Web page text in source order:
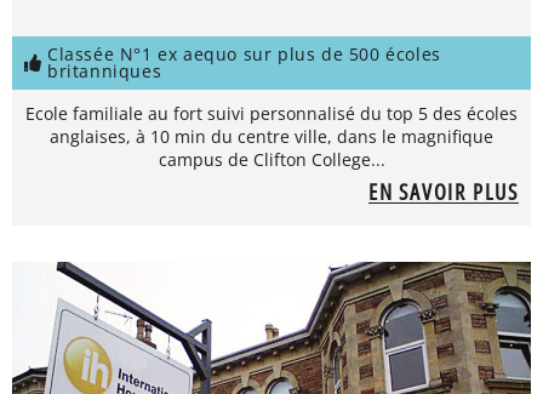
Classée N°1 ex aequo sur plus de 500 écoles
britanniques
Ecole familiale au fort suivi personnalisé du top 5 des écoles
anglaises, à 10 min du centre ville, dans le magnifique
campus de Clifton College...
EN SAVOIR PLUS